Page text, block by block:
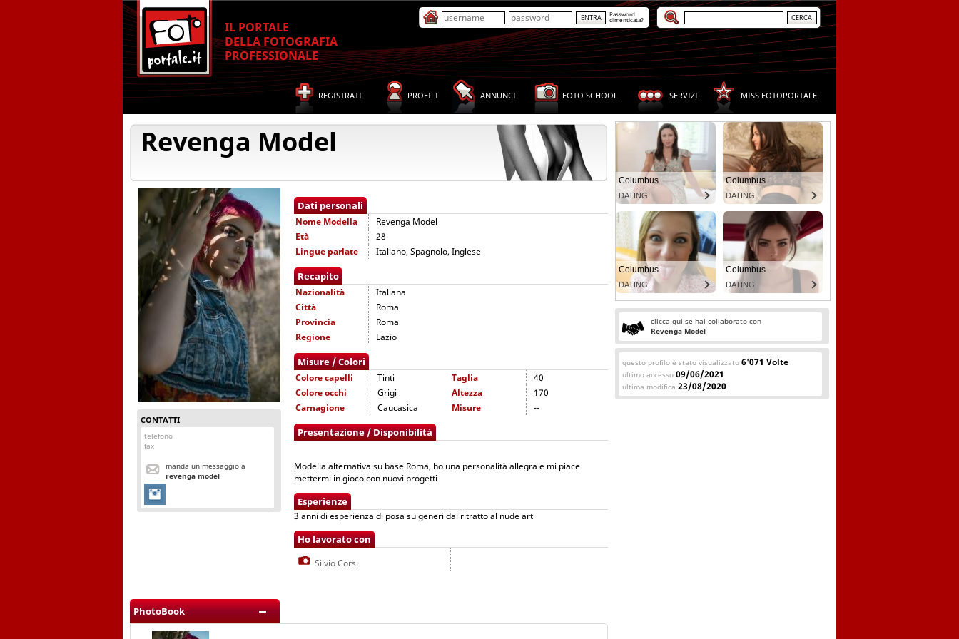
IL PORTALE
DELLA FOTOGRAFIA
PROFESSIONALE
Password
dimenticata?
REGISTRATI PROFILI ANNUNCI FOTO SCHOOL SERVIZI MISS FOTOPORTALE
Revenga Model
CONTATTI
telefono
fax
manda un messaggio a
revenga model
Dati personali
Nome Modella
Revenga Model
Età
28
Lingue parlate
Italiano, Spagnolo, Inglese
Recapito
Nazionalità
Italiana
Città
Roma
Provincia
Roma
Regione
Lazio
Misure / Colori
Colore capelli Tinti Taglia
40
Colore occhi
Grigi Altezza
170
Carnagione
Caucasica Misure --
Presentazione / Disponibilità
Modella alternativa su base Roma, ho una personalità allegra e mi piace
mettermi in gioco con nuovi progetti
Esperienze
3 anni di esperienza di posa su generi dal ritratto al nude art
Ho lavorato con
Silvio Corsi
PhotoBook
clicca qui se hai collaborato con
Revenga Model
questo profilo è stato visualizzato 6'071 Volte
ultimo accesso 09/06/2021
ultima modifica 23/08/2020